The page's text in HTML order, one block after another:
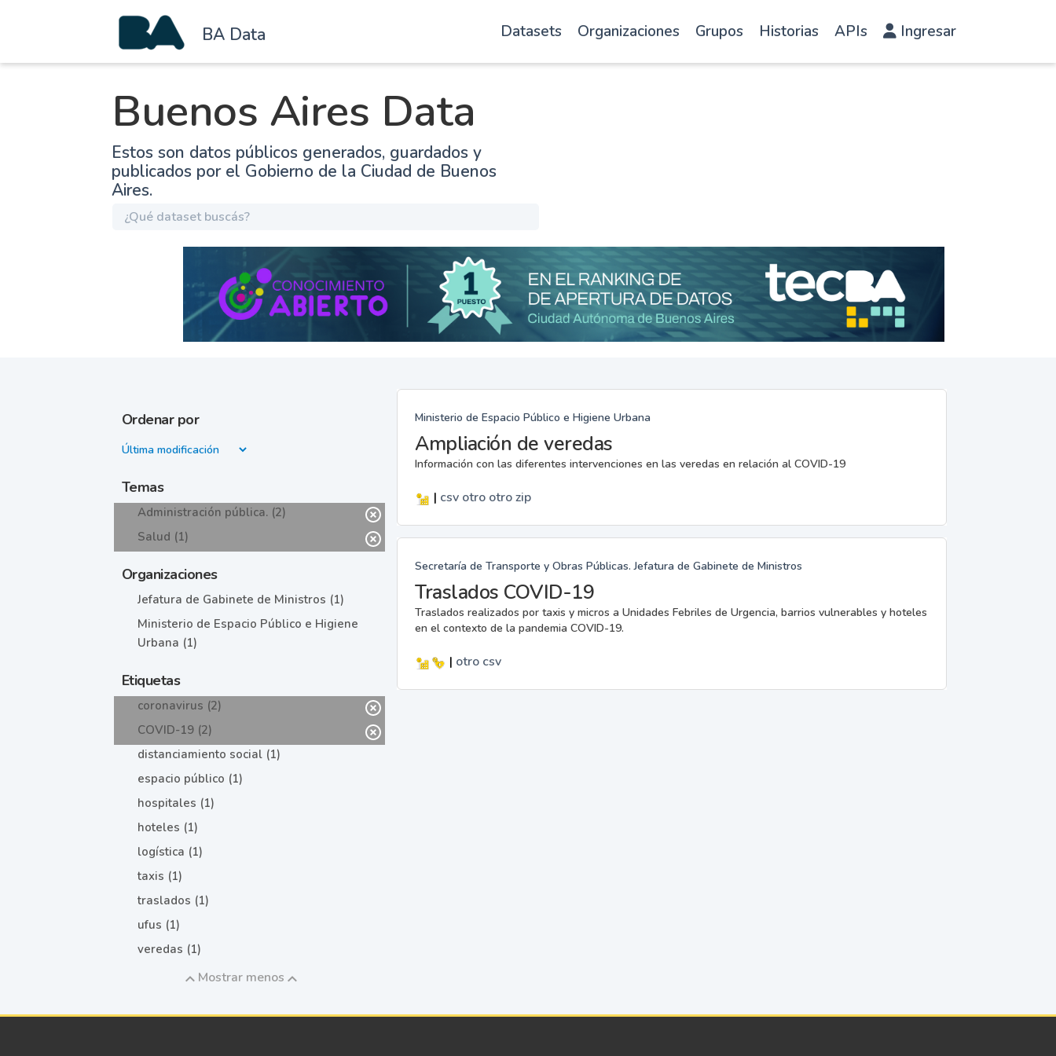
BA Data Datasets Organizaciones Grupos Historias APIs Ingresar
Buenos Aires Data
Estos son datos públicos generados, guardados y
publicados por el Gobierno de la Ciudad de Buenos
Aires.
Ordenar por
Temas
Administración pública. (2)
Salud (1)
Organizaciones
Jefatura de Gabinete de Ministros (1)
Ministerio de Espacio Público e Higiene
Urbana (1)
Etiquetas
coronavirus (2)
COVID-19 (2)
distanciamiento social (1)
espacio público (1)
hospitales (1)
hoteles (1)
logística (1)
taxis (1)
traslados (1)
ufus (1)
veredas (1)
Mostrar menos
Ministerio de Espacio Público e Higiene Urbana
Ampliación de veredas
Información con las diferentes intervenciones en las veredas en relación al COVID-19
| csv otro otrozip
Secretaría de Transporte y Obras Públicas. Jefatura de Gabinete de Ministros
Traslados COVID-19
Traslados realizados por taxis y micros a Unidades Febriles de Urgencia, barrios vulnerables y hoteles
en el contexto de la pandemia COVID-19.
| otro csv